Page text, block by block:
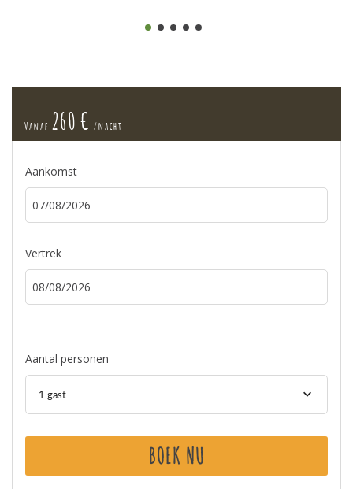
Vanaf 260 € /nacht
Aankomst
Vertrek
Aantal personen
1 gast
BOEK NU